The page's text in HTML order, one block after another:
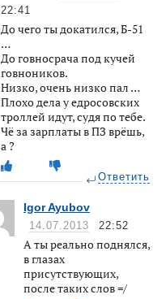
22:41
До чего ты докатился, Б-51
…
До говносрача под кучей
говноников.
Низко, очень низко пал …
Плохо дела у едросовских
троллей идут, судя по тебе.
Чё за зарплаты в ПЗ врёшь,
а ?
Ответить
Igor Ayubov
14.07.2013 22:52
А ты реально поднялся,
в глазах
присутствующих,
после таких слов =/